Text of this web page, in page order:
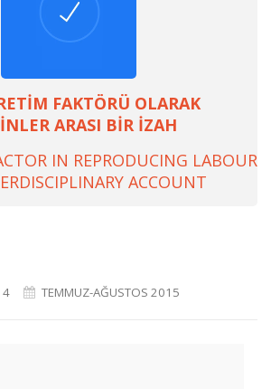
FAKTÖRÜ OLARAK
ARASI BİR İZAH
IN REPRODUCING LABOUR
ACCOUNT
4
TEMMUZ-AĞUSTOS 2015